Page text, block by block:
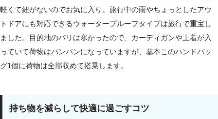
軽くて紐がないのでお気に入り。旅行中の雨やちょっとしたアウ
トドアにも対応できるウォータープルーフタイプは旅行で重宝し
ました。目的地のパリは寒かったので、カーディガンや上着が入
っていて荷物はパンパンになっていますが、基本このハンドバッ
グ1個に荷物は全部収めて搭乗します。
持ち物を減らして快適に過ごすコツ